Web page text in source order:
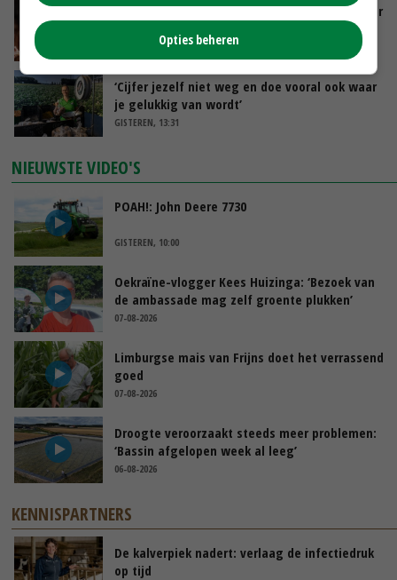
Vlaamse varkensstapel krimpt, pluimveesector
GISTEREN, 15:20
‘Cijfer jezelf niet weg en doe vooral ook waar
je gelukkig van wordt’
GISTEREN, 13:31
NIEUWSTE VIDEO'S
POAH!: John Deere 7730
GISTEREN, 10:00
Oekraïne-vlogger Kees Huizinga: ‘Bezoek van
de ambassade mag zelf groente plukken’
07-08-2026
Limburgse mais van Frijns doet het verrassend
goed
07-08-2026
Droogte veroorzaakt steeds meer problemen:
‘Bassin afgelopen week al leeg’
06-08-2026
KENNISPARTNERS
De kalverpiek nadert: verlaag de infectiedruk
op tijd
Opties beheren